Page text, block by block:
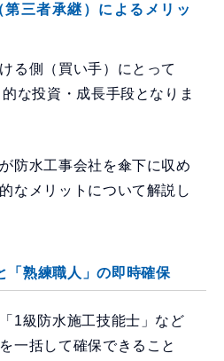
第三者承継）によるメリッ
る側（買い手）にとって
な投資・成長手段となりま
防水工事会社を傘下に収め
なメリットについて解説し
「熟練職人」の即時確保
1級防水施工技能士」など
一括して確保できること